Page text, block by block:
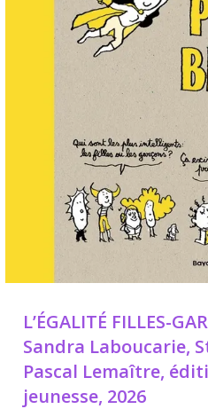
L’ÉGALITÉ FILLES-
Sandra Laboucarie,
Pascal Lemaître,
jeunesse, 2026